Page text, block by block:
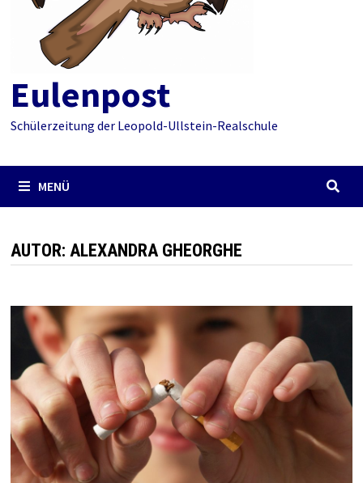
Eulenpost
Schülerzeitung der Leopold-Ullstein-Realschule
MENÜ
AUTOR: ALEXANDRA GHEORGHE